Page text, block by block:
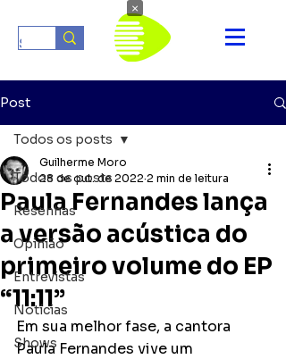
Post
Todos os posts
Resenhas
Opinião
Entrevistas
Notícias
Shows
Todos os posts
Paula Fernandes lança
a versão acústica do
primeiro volume do EP
“11:11”
Guilherme Moro
28 de out. de 2022 2 min de leitura
Em sua melhor fase, a cantora
Paula Fernandes vive um
×